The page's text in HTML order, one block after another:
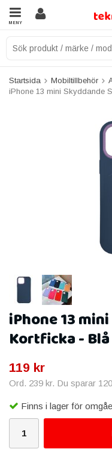
MENY
Startsida Mobiltillbehör
iPhone 13 mini Skyddande
iPhone 13
Kortficka -
119 kr
Ord. 239 kr. Du sparar
Finns i lager för